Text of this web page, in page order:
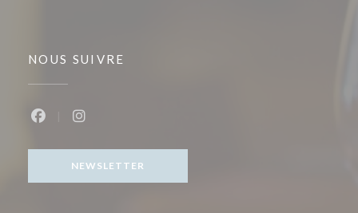
NOUS SUIVRE
NEWSLETTER